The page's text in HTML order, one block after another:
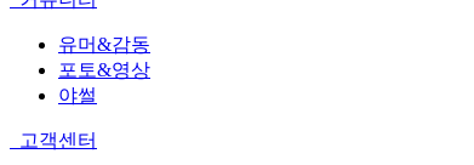
유머&감동
포토&영상
야썰
고객센터